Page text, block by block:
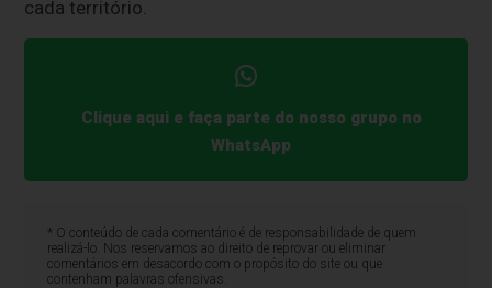
cada território.
Clique aqui e faça parte do nosso grupo no
WhatsApp
* O conteúdo de cada comentário é de responsabilidade de quem
realizá-lo. Nos reservamos ao direito de reprovar ou eliminar
comentários em desacordo com o propósito do site ou que
contenham palavras ofensivas.